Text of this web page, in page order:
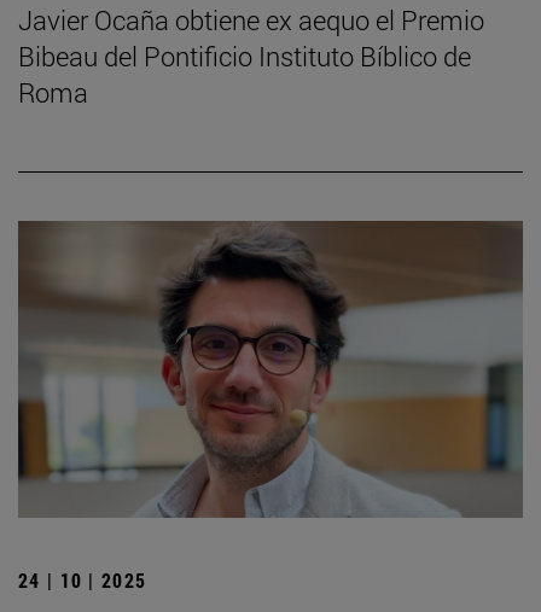
Javier Ocaña obtiene ex aequo el Premio
Bibeau del Pontificio Instituto Bíblico de
Roma
24 | 10 | 2025